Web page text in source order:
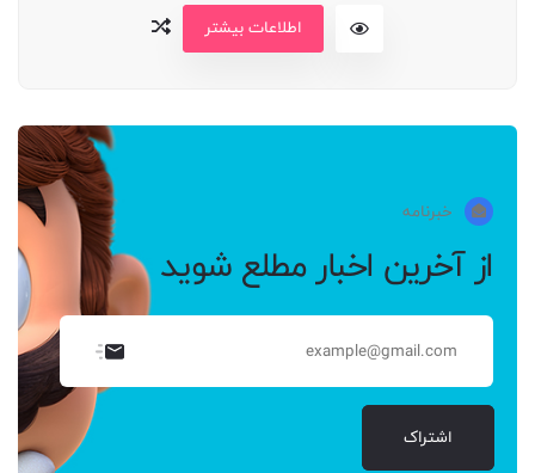
اطلاعات بیشتر
خبرنامه
از آخرین اخبار مطلع شوید
اشتراک